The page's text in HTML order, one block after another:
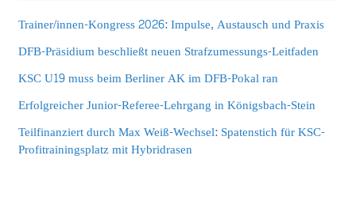
Trainer/innen-Kongress 2026: Impulse, Austausch und Praxis
DFB-Präsidium beschließt neuen Strafzumessungs-Leitfaden
KSC U19 muss beim Berliner AK im DFB-Pokal ran
Erfolgreicher Junior-Referee-Lehrgang in Königsbach-Stein
Teilfinanziert durch Max Weiß-Wechsel: Spatenstich für KSC-
Profitrainingsplatz mit Hybridrasen